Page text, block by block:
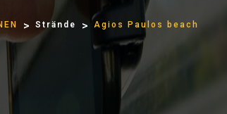
Strände Agios Paulos beach